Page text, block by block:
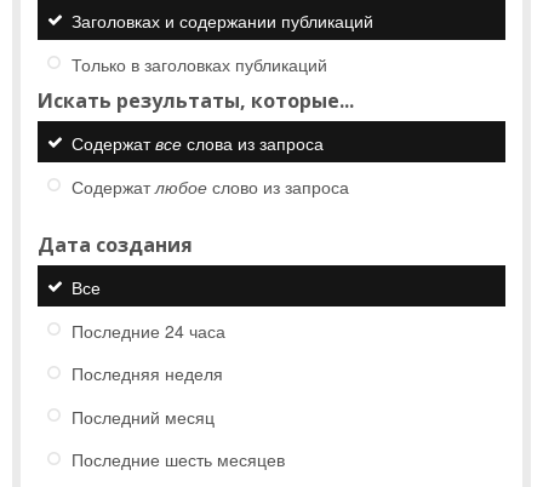
Заголовках и содержании публикаций
Только в заголовках публикаций
Искать результаты, которые...
Содержатвсе слова из запроса
Содержатлюбое слово из запроса
Дата создания
Все
Последние 24 часа
Последняя неделя
Последний месяц
Последние шесть месяцев